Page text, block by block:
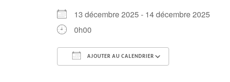
13 décembre 2025 - 14 décembre 2025
0h00
AJOUTER AU CALENDRIER